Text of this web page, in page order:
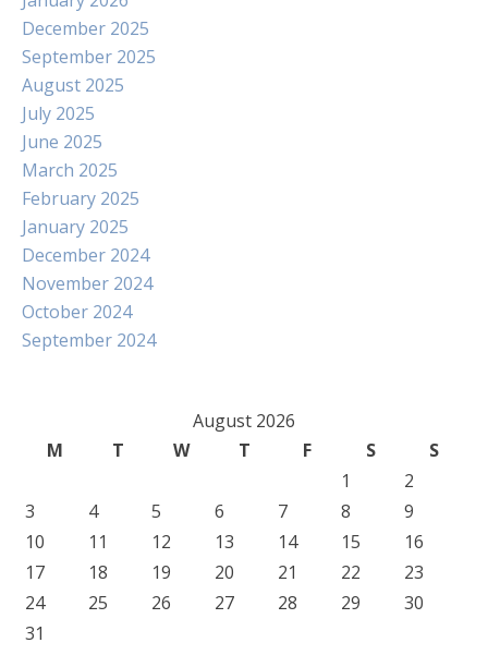
December 2025
September 2025
August 2025
July 2025
June 2025
March 2025
February 2025
January 2025
December 2024
November 2024
October 2024
September 2024
August 2026
M
T W T F S
S
1
2
3
4 5 6 7 8
9
10
11 12 13 14 15
16
17
18 19 20 21 22
23
24
25 26 27 28 29
30
31